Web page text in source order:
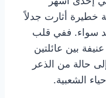
خطيرة أثارت جدلاً
سواء. ففي قلب
بين عائلتين
حالة من الذعر
الشعبية.